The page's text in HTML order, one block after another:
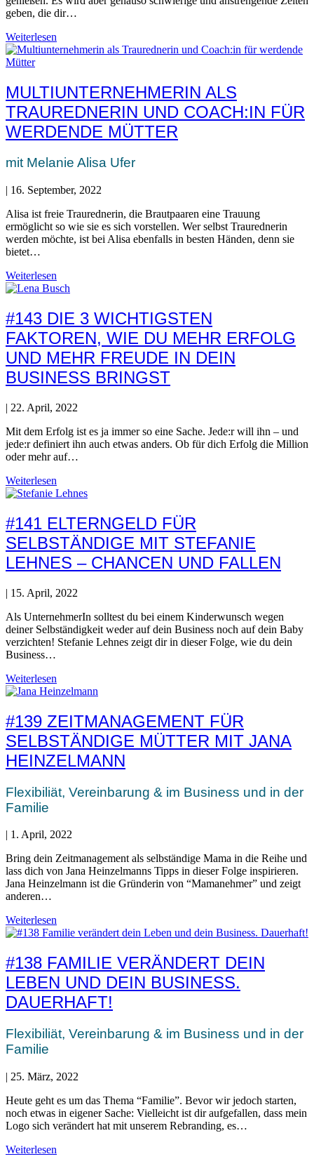
geben, die dir…
Weiterlesen
MULTIUNTERNEHMERIN ALS
TRAUREDNERIN UND COACH:IN FÜR
WERDENDE MÜTTER
mit Melanie Alisa Ufer
| 16. September, 2022
Alisa ist freie Traurednerin, die Brautpaaren eine Trauung
ermöglicht so wie sie es sich vorstellen. Wer selbst Traurednerin
werden möchte, ist bei Alisa ebenfalls in besten Händen, denn sie
bietet…
Weiterlesen
#143 DIE 3 WICHTIGSTEN
FAKTOREN, WIE DU MEHR ERFOLG
UND MEHR FREUDE IN DEIN
BUSINESS BRINGST
| 22. April, 2022
Mit dem Erfolg ist es ja immer so eine Sache. Jede:r will ihn – und
jede:r definiert ihn auch etwas anders. Ob für dich Erfolg die Million
oder mehr auf…
Weiterlesen
#141 ELTERNGELD FÜR
SELBSTÄNDIGE MIT STEFANIE
LEHNES – CHANCEN UND FALLEN
| 15. April, 2022
Als UnternehmerIn solltest du bei einem Kinderwunsch wegen
deiner Selbständigkeit weder auf dein Business noch auf dein Baby
verzichten! Stefanie Lehnes zeigt dir in dieser Folge, wie du dein
Business…
Weiterlesen
#139 ZEITMANAGEMENT FÜR
SELBSTÄNDIGE MÜTTER MIT JANA
HEINZELMANN
Flexibiliät, Vereinbarung & im Business und in der
Familie
| 1. April, 2022
Bring dein Zeitmanagement als selbständige Mama in die Reihe und
lass dich von Jana Heinzelmanns Tipps in dieser Folge inspirieren.
Jana Heinzelmann ist die Gründerin von “Mamanehmer” und zeigt
anderen…
Weiterlesen
#138 FAMILIE VERÄNDERT DEIN
LEBEN UND DEIN BUSINESS.
DAUERHAFT!
Flexibiliät, Vereinbarung & im Business und in der
Familie
| 25. März, 2022
Heute geht es um das Thema “Familie”. Bevor wir jedoch starten,
noch etwas in eigener Sache: Vielleicht ist dir aufgefallen, dass mein
Logo sich verändert hat mit unserem Rebranding, es…
Weiterlesen